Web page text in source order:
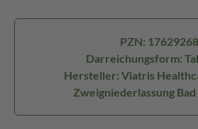
PZN: 17629268
Darreichungsform:
Hersteller: Viatris
Zweigniederlassung